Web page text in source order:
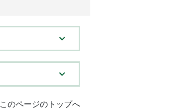
このページのトップへ